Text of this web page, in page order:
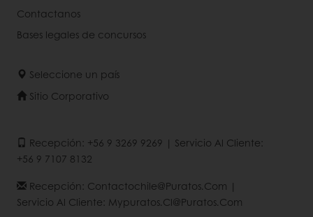
Contactanos
Bases legales de concursos
Seleccione un país
Sitio Corporativo
Recepción: +56 9 3269 9269 | Servicio Al Cliente:
+56 9 7107 8132
Recepción: Contactochile@puratos.com |
Servicio Al Cliente: Mypuratos.cl@puratos.com